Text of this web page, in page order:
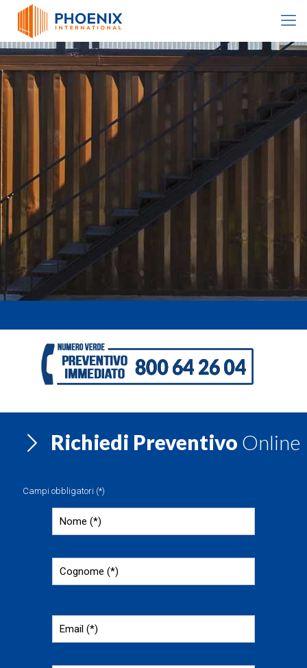
Richiedi Preventivo Online
Campi obbligatori (*)